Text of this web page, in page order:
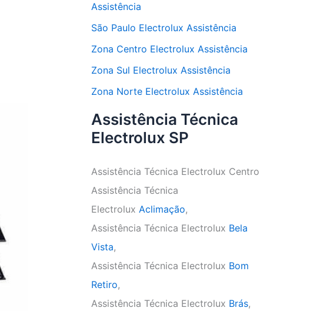
Assistência
São Paulo Electrolux Assistência
Zona Centro Electrolux Assistência
Zona Sul Electrolux Assistência
Zona Norte Electrolux Assistência
Assistência Técnica
Electrolux SP
Assistência Técnica Electrolux Centro
Assistência Técnica
Electrolux Aclimação,
Assistência Técnica Electrolux Bela
Vista,
Assistência Técnica Electrolux Bom
Retiro,
Assistência Técnica Electrolux Brás,